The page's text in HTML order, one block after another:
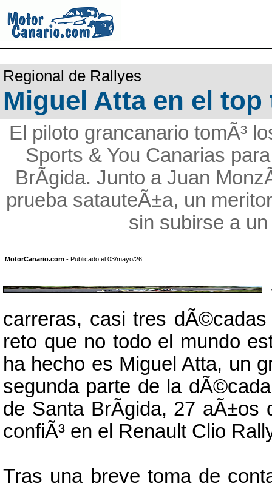
Regional de Rallyes
Miguel Atta en el
El piloto grancanario tomÃ³
Sports & You Canarias
BrÃ­gida. Junto a Juan
prueba satauteÃ±a, un
sin subirse a
MotorCanario.com - Publicado el 03/mayo/26
carreras, casi tres
reto que no todo el mundo
ha hecho es Miguel Atta, un
segunda parte de la
de Santa BrÃ­gida, 27 aÃ±os
confiÃ³ en el Renault Clio
Tras una breve toma de